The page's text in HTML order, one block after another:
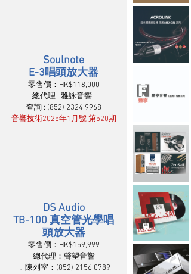
Soulnote
E-3唱頭放大器
零售價：HK$118,000
總代理 : 雅詠音響
查詢 : (852) 2324 9968
音響技術2025年1月號 第520期
DS Audio
TB-100 真空管光學唱
頭放大器
零售價：HK$159,999
總代理：聲望音響
．陳列室：(852) 2156 0789